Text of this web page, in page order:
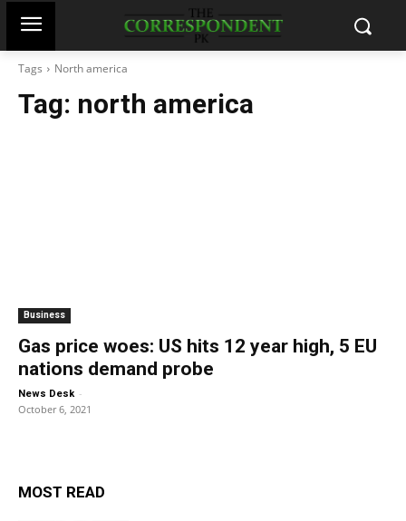
Tags North america
Tag: north america
Business
Gas price woes: US hits 12 year high, 5 EU
nations demand probe
News Desk -
October 6, 2021
MOST READ